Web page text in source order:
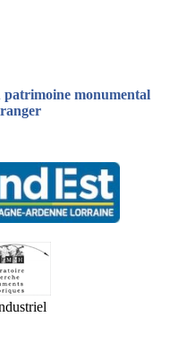
patrimoine monumental